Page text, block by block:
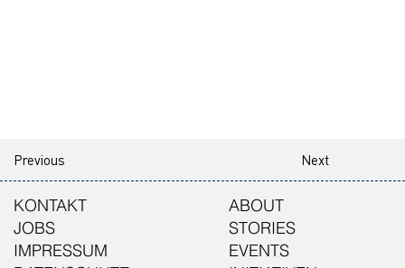
Next
Previous
KONTAKT
JOBS
IMPRESSUM
ABOUT
STORIES
EVENTS